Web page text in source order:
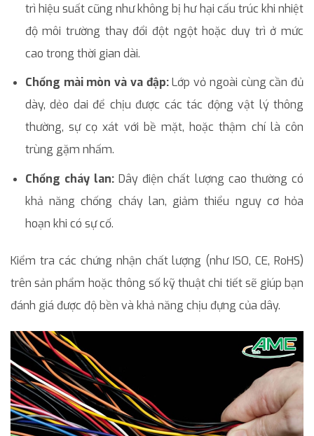
trì hiệu suất cũng như không bị hư hại cấu trúc khi nhiệt
độ môi trường thay đổi đột ngột hoặc duy trì ở mức
cao trong thời gian dài.
Chống mài mòn và va đập:Lớp vỏ ngoài cùng cần đủ
dày, dẻo dai để chịu được các tác động vật lý thông
thường, sự cọ xát với bề mặt, hoặc thậm chí là côn
trùng gặm nhấm.
Chống cháy lan: Dây điện chất lượng cao thường có
khả năng chống cháy lan, giảm thiểu nguy cơ hỏa
hoạn khi có sự cố.
Kiểm tra các chứng nhận chất lượng (như ISO, CE, RoHS)
trên sản phẩm hoặc thông số kỹ thuật chi tiết sẽ giúp bạn
đánh giá được độ bền và khả năng chịu đựng của dây.